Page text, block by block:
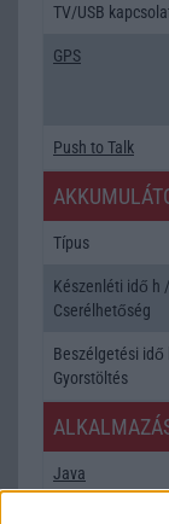
TV/USB
GPS
Push to Talk
Típus
Készenléti idő h /
Cserélhetőség
Beszélgetési idő
Gyorstöltés
Java